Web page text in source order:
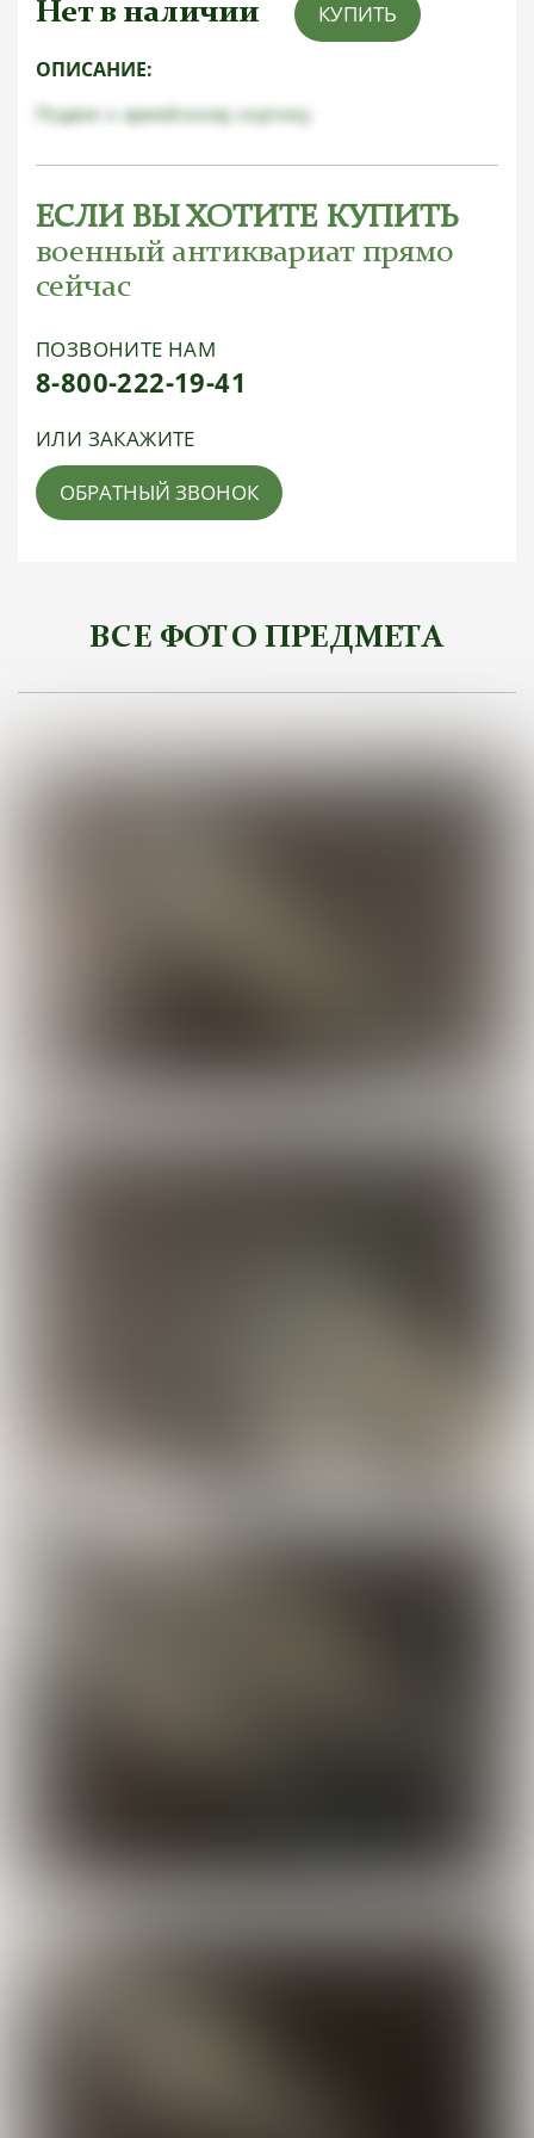
Нет в наличии КУПИТЬ
ОПИСАНИЕ:
Подвес к армейскому кортику
ЕСЛИ ВЫ ХОТИТЕ КУПИТЬ
военный антиквариат прямо
сейчас
ПОЗВОНИТЕ НАМ
8-800-222-19-41
ИЛИ ЗАКАЖИТЕ
ОБРАТНЫЙ ЗВОНОК
ВСЕ ФОТО ПРЕДМЕТА